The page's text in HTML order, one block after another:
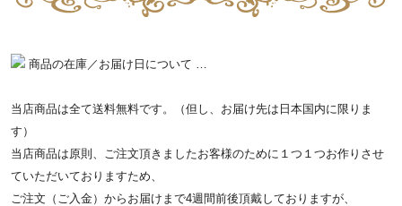
商品の在庫／お届け日について …
当店商品は全て送料無料です。（但し、お届け先は日本国内に限りま
す）
当店商品は原則、ご注文頂きましたお客様のために１つ１つお作りさせ
ていただいておりますため、
ご注文（ご入金）からお届けまで4週間前後頂戴しておりますが、